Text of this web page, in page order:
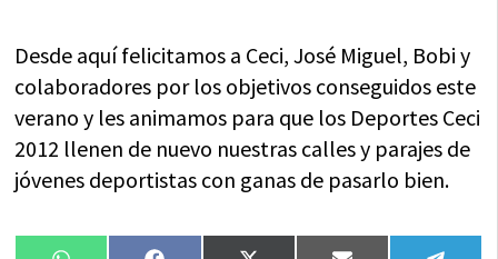
Desde aquí felicitamos a Ceci, José Miguel, Bobi y
colaboradores por los objetivos conseguidos este
verano y les animamos para que los Deportes Ceci
2012 llenen de nuevo nuestras calles y parajes de
jóvenes deportistas con ganas de pasarlo bien.